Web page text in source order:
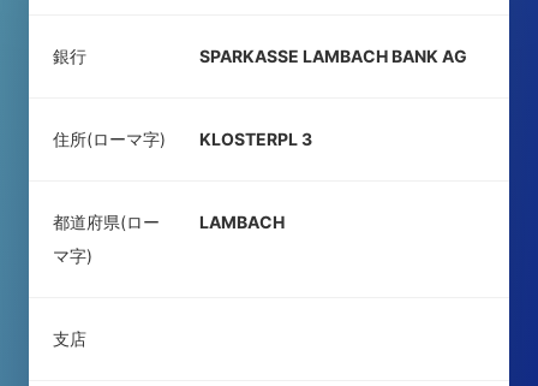
銀行 SPARKASSE LAMBACH BANK AG
住所(ローマ字) KLOSTERPL 3
都道府県(ロー
マ字)
LAMBACH
支店